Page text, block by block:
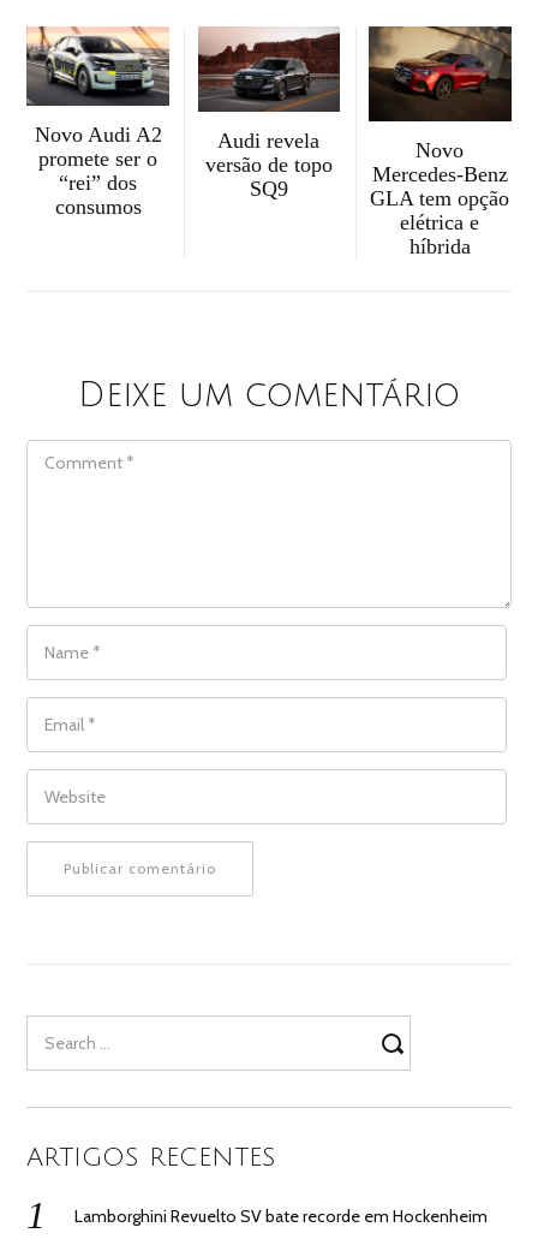
Novo Audi A2
promete ser o
“rei” dos
consumos
Audi revela
versão de topo
SQ9
Novo
Mercedes-Benz
GLA tem opção
elétrica e
híbrida
Deixe um comentário
COMMENT
NAME
EMAIL
WEBSITE
for:
ARTIGOS RECENTES
Lamborghini Revuelto SV bate recorde em Hockenheim